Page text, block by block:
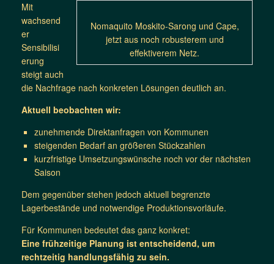
Nomaquito Moskito-Sarong und Cape,
jetzt aus noch robusterem und
effektiverem Netz.
Mit
wachsend
er
Sensibilisi
erung
steigt auch
die Nachfrage nach konkreten Lösungen deutlich an.
Aktuell beobachten wir:
zunehmende Direktanfragen von Kommunen
steigenden Bedarf an größeren Stückzahlen
kurzfristige Umsetzungswünsche noch vor der nächsten
Saison
Dem gegenüber stehen jedoch aktuell begrenzte
Lagerbestände und notwendige Produktionsvorläufe.
Für Kommunen bedeutet das ganz konkret:
Eine frühzeitige Planung ist entscheidend, um
rechtzeitig handlungsfähig zu sein.